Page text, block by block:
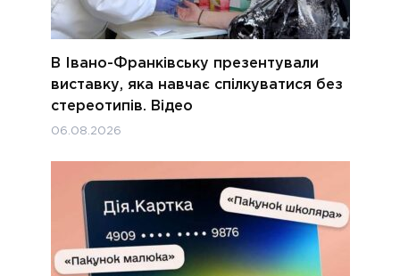
В Івано-Франківську презентували
виставку, яка навчає спілкуватися без
стереотипів. Відео
06.08.2026